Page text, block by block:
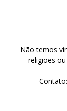
Não temos
religiões
Contato: